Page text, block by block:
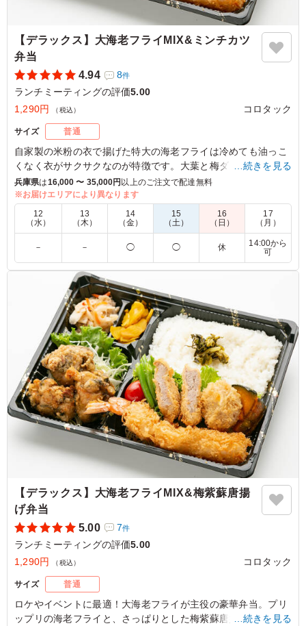
【デラックス】大海老フライMIX&ミンチカツ
弁当
4.94
8件
ランチミーティングの評価5.00
1,290円
（税込） コロタック
サイズ 普通
自家製の米粉の衣で揚げた特大の海老フライは冷めても油っこ
くなく衣がサクサクなのが特徴です。大葉と梅ダレを隠し味に
使ったサッパリと食べられるミンチカツと種類豊富な惣菜と一
緒にお召し上がり下さい。
※別途ソースがつきます。
揚げ物専門店の名は伊達じゃない。 見た目のヘビィさに
中高年や女性は躊躇しがちですが、案外、ペロっとイケ
た。 そんな感想を毎回、聞きます。 冷めているのにジュ
ーシーなミンチカツ、ちゃんと身まで大きめエビフライ、
ご飯もふっくらでオススメです。
ご利用シーン：会議・セミナー›ランチミーティング
京都府乙訓郡大山崎町大山崎2025/11/28
…続きを見る
兵庫県は16,000 〜 35,000円 以上のご注文で配達無料
※お届けエリアにより異なります
12
（水）
13
（木）
14
（金）
15
（土）
16
（日）
17
（月）
－ － ◯ ◯ 休
14:00から
可
【デラックス】大海老フライMIX&梅紫蘇唐揚
げ弁当
5.00
7件
ランチミーティングの評価5.00
1,290円
（税込） コロタック
サイズ 普通
ロケやイベントに最適！大海老フライが主役の豪華弁当。プリ
ップリの海老フライと、さっぱりとした梅紫蘇唐揚げが見事に
…続きを見る